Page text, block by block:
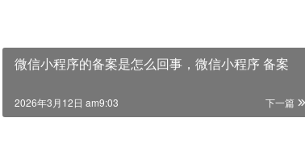
微信小程序的备案是怎么回事，微信小程序 备案
下一篇
2026年3月12日 am9:03